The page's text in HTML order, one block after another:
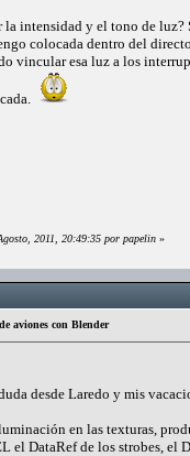
la intensidad y el tono de luz?
colocada dentro del
vincular esa luz a los
2011, 20:49:35 por papelin »
aviones con Blender
desde Laredo y mis
en las texturas,
DataRef de los strobes, el